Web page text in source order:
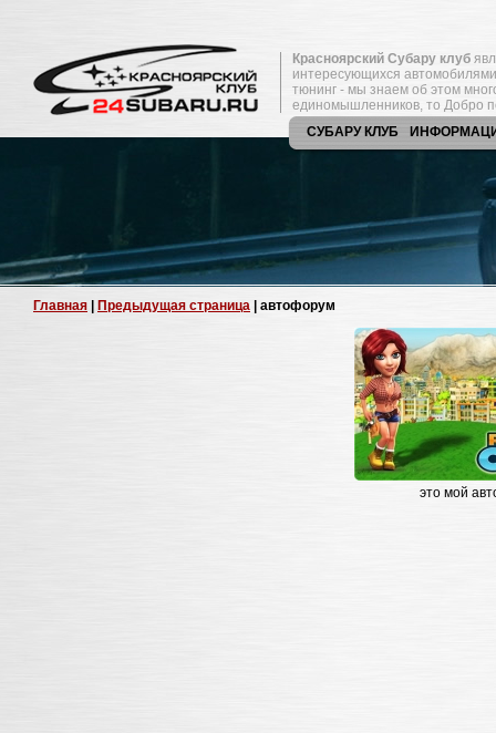
Красноярский Субару клуб
интересующихся
тюнинг - мы знаем об этом
единомышленников, то Добро
СУБАРУ КЛУБ
Главная Предыдущая страница | автофорум
это мой